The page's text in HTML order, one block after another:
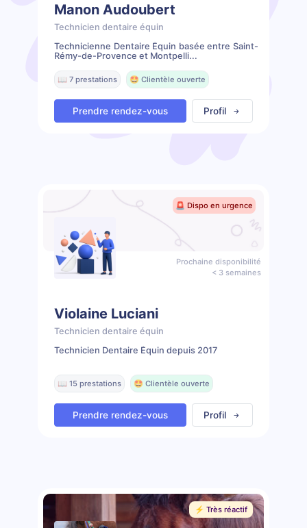
Manon Audoubert
Technicien dentaire équin
Technicienne Dentaire Équin basée entre Saint-
Rémy-de-Provence et Montpelli...
📖 7 prestations 🤩 Clientèle ouverte
Prendre rendez-vous Profil
🚨 Dispo en urgence
Prochaine disponibilité
< 3 semaines
Violaine Luciani
Technicien dentaire équin
Technicien Dentaire Équin depuis 2017
📖 15 prestations 🤩 Clientèle ouverte
Prendre rendez-vous Profil
⚡️ Très réactif